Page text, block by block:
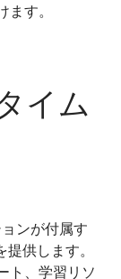
す。
イム
ンが付属す
供します。
ト、学習リソ